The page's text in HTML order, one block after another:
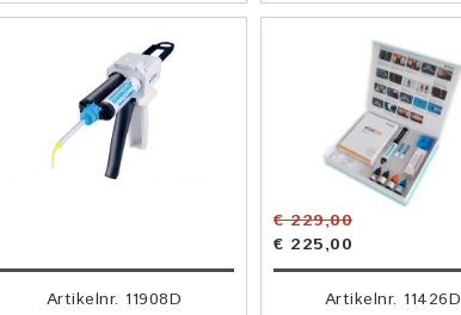
Artikelnr. 11908D
€ 229,00
€ 225,00
Artikelnr. 11426D